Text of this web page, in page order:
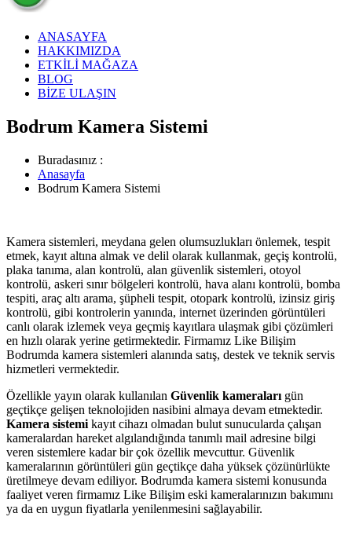
ANASAYFA
HAKKIMIZDA
ETKİLİ MAĞAZA
BLOG
BİZE ULAŞIN
Bodrum Kamera Sistemi
Buradasınız :
Anasayfa
Bodrum Kamera Sistemi
Kamera sistemleri, meydana gelen olumsuzlukları önlemek, tespit
etmek, kayıt altına almak ve delil olarak kullanmak, geçiş kontrolü,
plaka tanıma, alan kontrolü, alan güvenlik sistemleri, otoyol
kontrolü, askeri sınır bölgeleri kontrolü, hava alanı kontrolü, bomba
tespiti, araç altı arama, şüpheli tespit, otopark kontrolü, izinsiz giriş
kontrolü, gibi kontrolerin yanında, internet üzerinden görüntüleri
canlı olarak izlemek veya geçmiş kayıtlara ulaşmak gibi çözümleri
en hızlı olarak yerine getirmektedir. Firmamız Like Bilişim
Bodrumda kamera sistemleri alanında satış, destek ve teknik servis
hizmetleri vermektedir.
Özellikle yayın olarak kullanılan Güvenlik kameraları gün
geçtikçe gelişen teknolojiden nasibini almaya devam etmektedir.
Kamera sistemi kayıt cihazı olmadan bulut sunucularda çalışan
kameralardan hareket algılandığında tanımlı mail adresine bilgi
veren sistemlere kadar bir çok özellik mevcuttur. Güvenlik
kameralarının görüntüleri gün geçtikçe daha yüksek çözünürlükte
üretilmeye devam ediliyor. Bodrumda kamera sistemi konusunda
faaliyet veren firmamız Like Bilişim eski kameralarınızın bakımını
ya da en uygun fiyatlarla yenilenmesini sağlayabilir.